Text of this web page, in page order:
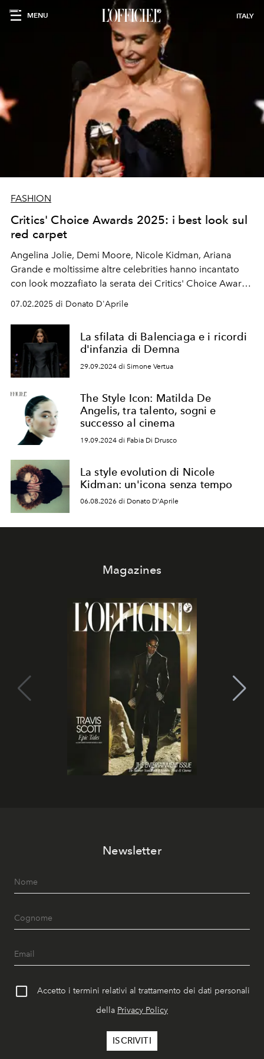
MENU ITALY
FASHION
Critics' Choice Awards 2025: i best look sul
red carpet
Angelina Jolie, Demi Moore, Nicole Kidman, Ariana
Grande e moltissime altre celebrities hanno incantato
con look mozzafiato la serata dei Critics' Choice Awards
07.02.2025 di Donato D'Aprile
La sfilata di Balenciaga e i ricordi
d'infanzia di Demna
29.09.2024 di Simone Vertua
The Style Icon: Matilda De
Angelis, tra talento, sogni e
successo al cinema
19.09.2024 di Fabia Di Drusco
La style evolution di Nicole
Kidman: un'icona senza tempo
06.08.2026 di Donato D'Aprile
Magazines
Newsletter
Accetto i termini relativi al trattamento dei dati personali
della Privacy Policy